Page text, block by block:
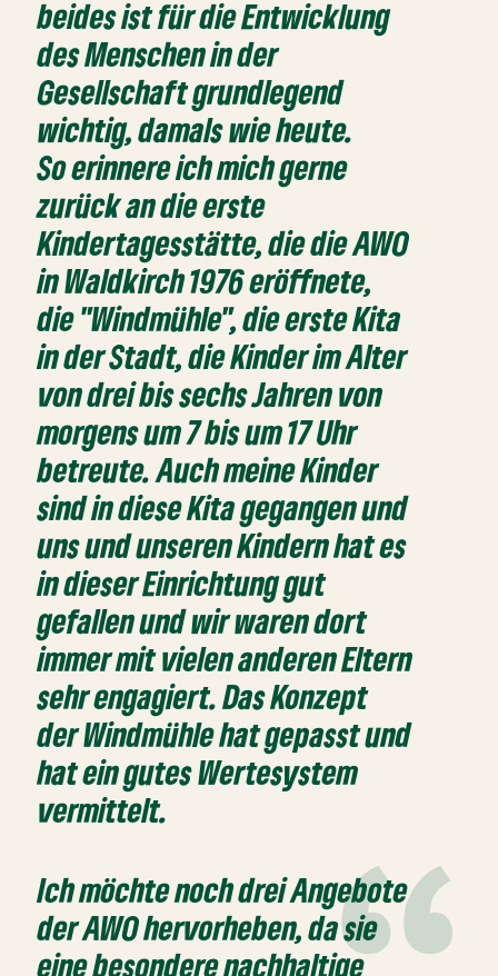
beides ist für die Entwicklung
des Menschen in der
Gesellschaft grundlegend
wichtig, damals wie heute.
So erinnere ich mich gerne
zurück an die erste
Kindertagesstätte, die die AWO
in Waldkirch 1976 eröffnete,
die "Windmühle", die erste Kita
in der Stadt, die Kinder im Alter
von drei bis sechs Jahren von
morgens um 7 bis um 17 Uhr
betreute. Auch meine Kinder
sind in diese Kita gegangen und
uns und unseren Kindern hat es
in dieser Einrichtung gut
gefallen und wir waren dort
immer mit vielen anderen Eltern
sehr engagiert. Das Konzept
der Windmühle hat gepasst und
hat ein gutes Wertesystem
vermittelt.
Ich möchte noch drei Angebote
der AWO hervorheben, da sie
eine besondere nachhaltige